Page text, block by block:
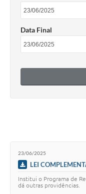
Lei Aldir Blanc
Editais
A Nossa Cidade
Arquivos para Download
Carta de Serviços
Data Final
23/06/2025
LEI
Institui o Programa de
dá outras providências.